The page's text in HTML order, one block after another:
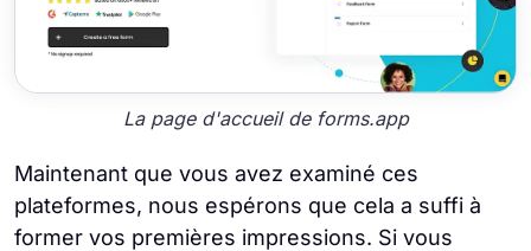
La page d'accueil de forms.app
Maintenant que vous avez examiné ces
plateformes, nous espérons que cela a suffi à
former vos premières impressions. Si vous